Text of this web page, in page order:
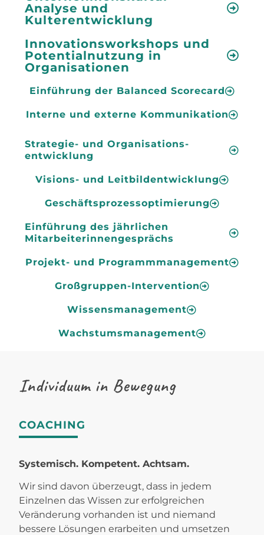
Analyse und
Kulterentwicklung
Innovationsworkshops und
Potentialnutzung in
Organisationen
Einführung der Balanced Scorecard
Interne und externe Kommunikation
Strategie- und Organisations-
entwicklung
Visions- und Leitbildentwicklung
Geschäftsprozessoptimierung
Einführung des jährlichen
Mitarbeiterinnengesprächs
Projekt- und Programmmanagement
Großgruppen-Intervention
Wissensmanagement
Wachstumsmanagement
Individuum in Bewegung
COACHING
Systemisch. Kompetent. Achtsam.
Wir sind davon überzeugt, dass in jedem
Einzelnen das Wissen zur erfolgreichen
Veränderung vorhanden ist und niemand
bessere Lösungen erarbeiten und umsetzen